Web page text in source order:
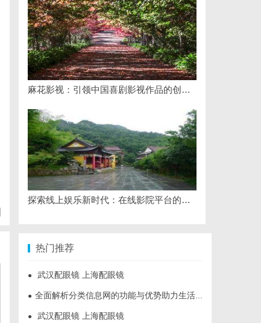
麻花影视：引领中国喜剧影视作品的创新与发展之路
探索线上娱乐新时代：在线影院平台的魅力与未来发展趋势
热门推荐
● 武汉配眼镜 上海配眼镜
● 全面解析分类信息网的功能与优势助力生活便捷化
● 武汉配眼镜 上海配眼镜